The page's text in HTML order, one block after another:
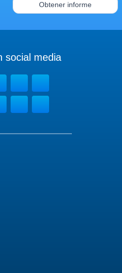
Obtener informe
social media